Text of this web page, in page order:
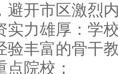
避开市区激烈
力雄厚：学校
验丰富的骨干
院校；